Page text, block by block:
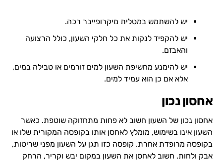
יש להשתמש במטלית מיקרופייבר רכה.
יש להקפיד לנקות את כל חלקי השעון, כולל הרצועה
והאבזם.
יש להימנע מחשיפת השעון למים זורמים או טבילה במים,
אלא אם כן הוא עמיד למים.
אחסון נכון
אחסון נכון של השעון חשוב לא פחות מתחזוקה שוטפת. כאשר
השעון אינו בשימוש, מומלץ לאחסן אותו בקופסה המקורית שלו או
בקופסה מרופדת אחרת. קופסה כזו תגן על השעון מפני שריטות,
אבק ולחות. חשוב לאחסן את השעון במקום יבש וקריר, הרחק